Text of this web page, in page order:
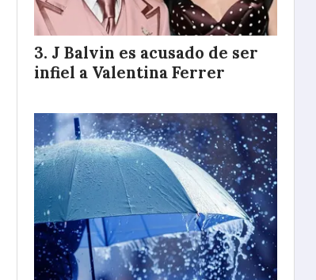
J Balvin es acusado de ser
infiel a Valentina Ferrer